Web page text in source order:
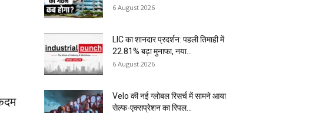
6 August 2026
LIC का शानदार प्रदर्शन: पहली तिमाही में
22.81% बढ़ा मुनाफा, नया...
6 August 2026
Velo की नई ग्लोबल रिसर्च में सामने आया
सेल्फ-एक्सप्रेशन का रिपल...